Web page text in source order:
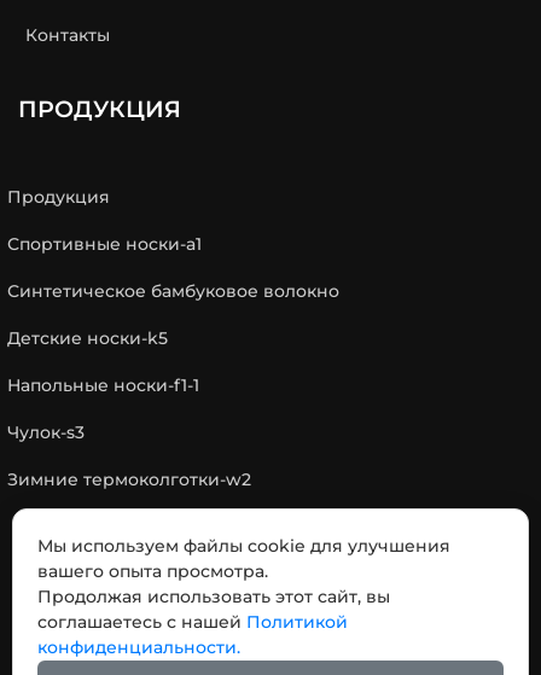
Контакты
ПРОДУКЦИЯ
Продукция
Спортивные носки-a1
Синтетическое бамбуковое волокно
Детские носки-k5
Напольные носки-f1-1
Чулок-s3
Зимние термоколготки-w2
КОНТАКТЫ
Адрес: № 18，Дорога отделения Чэнси,, город
Пинху, провинция Чжэцзян, Китай 314200
Мы используем файлы cookie для улучшения
вашего опыта просмотра.
Продолжая использовать этот сайт, вы
соглашаетесь с нашей Политикой
конфиденциальности.